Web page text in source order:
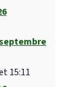
15:11